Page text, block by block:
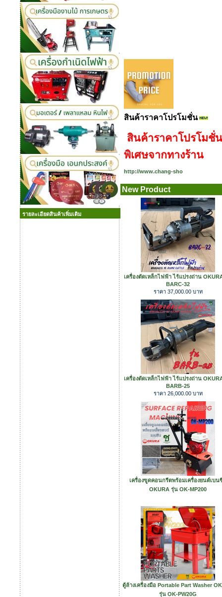
รายละเอียดสินค้าเพิ่มเติม
สินค้าราคาโปรโมชั่น
สินค้าราคาโปรโมชั่
พิเศษจากทางร้าน
http://www.chang-sho
New Product
เครื่องตัดเหล็กไฟฟ้า ไร้แปรงถ่าน
BARC-32
ราคา 37,000.00 บาท
เครื่องดัดเหล็กไฟฟ้า ไร้แปรงถ่าน
BARB-25
ราคา 26,000.00 บาท
เครื่องขูดคอนกรีตพร้อมเครื่องยนต์เบน
OKURA รุ่น OK-MP200
ตู้ล้างเครื่องมือ Portable Part Washer
รุ่น OK-PW20G